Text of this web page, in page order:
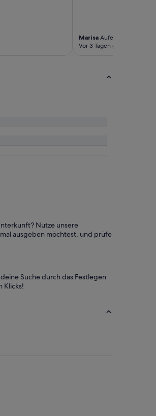
MarisaAufenthalt von 3
Vor 3 Tagen gepostet
Nutze unsere
ausgeben möchtest, und prüfe
Suche durch das Festlegen
Klicks!